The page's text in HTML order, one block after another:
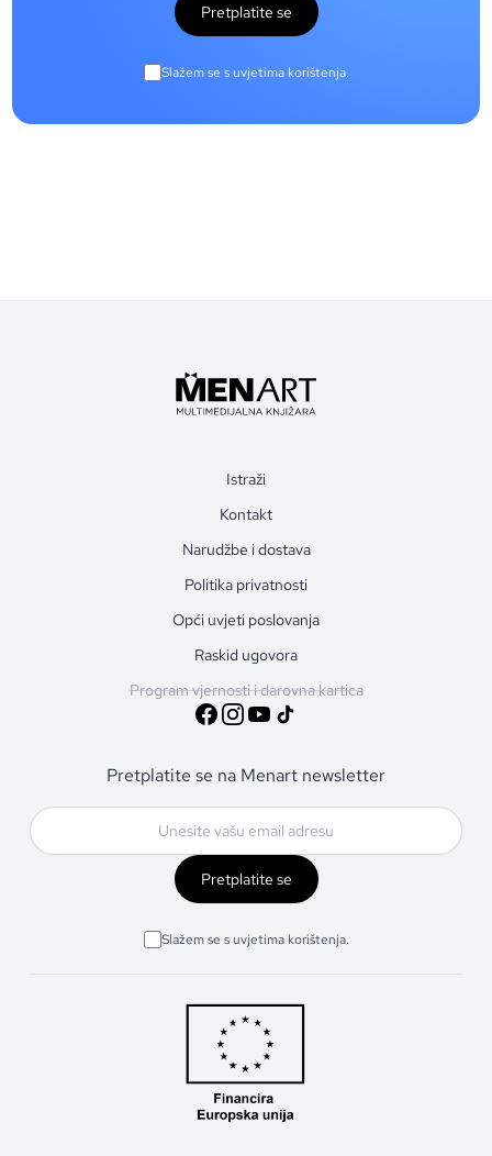
Pretplatite se
Slažem se s uvjetima korištenja.
Istraži
Kontakt
Narudžbe i dostava
Politika privatnosti
Opći uvjeti poslovanja
Raskid ugovora
Program vjernosti i darovna kartica
Pretplatite se na Menart newsletter
Pretplatite se
Slažem se s uvjetima korištenja.